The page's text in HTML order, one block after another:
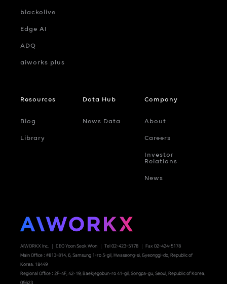
AIWORKX Inc. CEO Yoon Seok Won Tel 02-423-5178
Fax 02-424-5178
Main Office : #813-814, 6, Samsung 1-ro 5-gil, Hwaseong-si, Gyeonggi-do, Republic of
Korea. 18449
Regional Office : 2F-4F, 42-19, Baekjegobun-ro 41-gil, Songpa-gu, Seoul, Republic of Korea.
05623
blackolive
Edge AI
ADQ
aiworks plus
Resources
Blog
Library
Data Hub
News Data
Company
About
Careers
Investor
Relations
News